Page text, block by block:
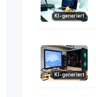
KI-generiert
KI-generiert